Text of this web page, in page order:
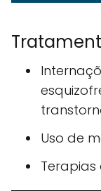
Uso de
Terapias